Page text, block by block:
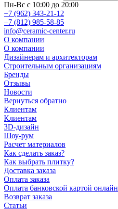
Пн-Вс с 10:00 до 20:00
+7 (962) 343-21-12
+7 (812) 985-58-85
info@ceramic-center.ru
О компании
О компании
Дизайнерам и архитекторам
Строительным организациям
Бренды
Отзывы
Новости
Вернуться обратно
Клиентам
Клиентам
3D-дизайн
Шоу-рум
Расчет материалов
Как сделать заказ?
Как выбрать плитку?
Доставка заказа
Оплата заказа
Оплата банковской картой онлайн
Возврат заказа
Статьи